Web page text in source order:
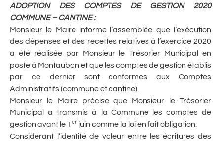
ADOPTION DES COMPTES DE GESTION 2020
COMMUNE – CANTINE:
Monsieur le Maire informe l’assemblée que l’exécution
des dépenses et des recettes relatives à l’exercice 2020
a été réalisée par Monsieur le Trésorier Municipal en
poste à Montauban et que les comptes de gestion établis
par ce dernier sont conformes aux Comptes
Administratifs (commune et cantine).
Monsieur le Maire précise que Monsieur le Trésorier
Municipal a transmis à la Commune les comptes de
gestion avant le 1 er juin comme la loi en fait obligation.
Considérant l’identité de valeur entre les écritures des